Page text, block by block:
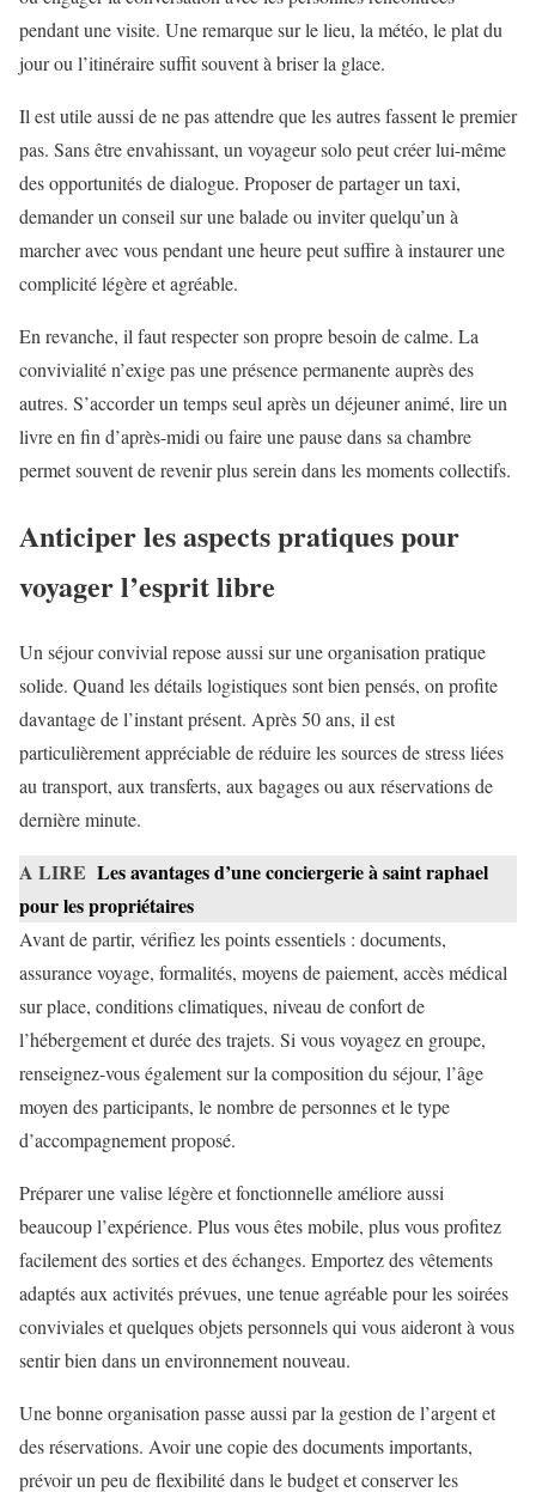
pendant une visite. Une remarque sur le lieu, la météo, le plat du
jour ou l’itinéraire suffit souvent à briser la glace.
Il est utile aussi de ne pas attendre que les autres fassent le premier
pas. Sans être envahissant, un voyageur solo peut créer lui-même
des opportunités de dialogue. Proposer de partager un taxi,
demander un conseil sur une balade ou inviter quelqu’un à
marcher avec vous pendant une heure peut suffire à instaurer une
complicité légère et agréable.
En revanche, il faut respecter son propre besoin de calme. La
convivialité n’exige pas une présence permanente auprès des
autres. S’accorder un temps seul après un déjeuner animé, lire un
livre en fin d’après-midi ou faire une pause dans sa chambre
permet souvent de revenir plus serein dans les moments collectifs.
Anticiper les aspects pratiques pour
voyager l’esprit libre
Un séjour convivial repose aussi sur une organisation pratique
solide. Quand les détails logistiques sont bien pensés, on profite
davantage de l’instant présent. Après 50 ans, il est
particulièrement appréciable de réduire les sources de stress liées
au transport, aux transferts, aux bagages ou aux réservations de
dernière minute.
A LIRE Les avantages d’une conciergerie à saint raphael
pour les propriétaires
Avant de partir, vérifiez les points essentiels : documents,
assurance voyage, formalités, moyens de paiement, accès médical
sur place, conditions climatiques, niveau de confort de
l’hébergement et durée des trajets. Si vous voyagez en groupe,
renseignez-vous également sur la composition du séjour, l’âge
moyen des participants, le nombre de personnes et le type
d’accompagnement proposé.
Préparer une valise légère et fonctionnelle améliore aussi
beaucoup l’expérience. Plus vous êtes mobile, plus vous profitez
facilement des sorties et des échanges. Emportez des vêtements
adaptés aux activités prévues, une tenue agréable pour les soirées
conviviales et quelques objets personnels qui vous aideront à vous
sentir bien dans un environnement nouveau.
Une bonne organisation passe aussi par la gestion de l’argent et
des réservations. Avoir une copie des documents importants,
prévoir un peu de flexibilité dans le budget et conserver les